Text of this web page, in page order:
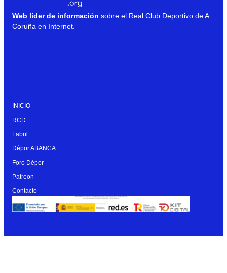
Web líder de información sobre el Real Club Deportivo de A
Coruña en Internet.
INICIO
RCD
Fabril
Dépor ABANCA
Foro Dépor
Patreon
Contacto